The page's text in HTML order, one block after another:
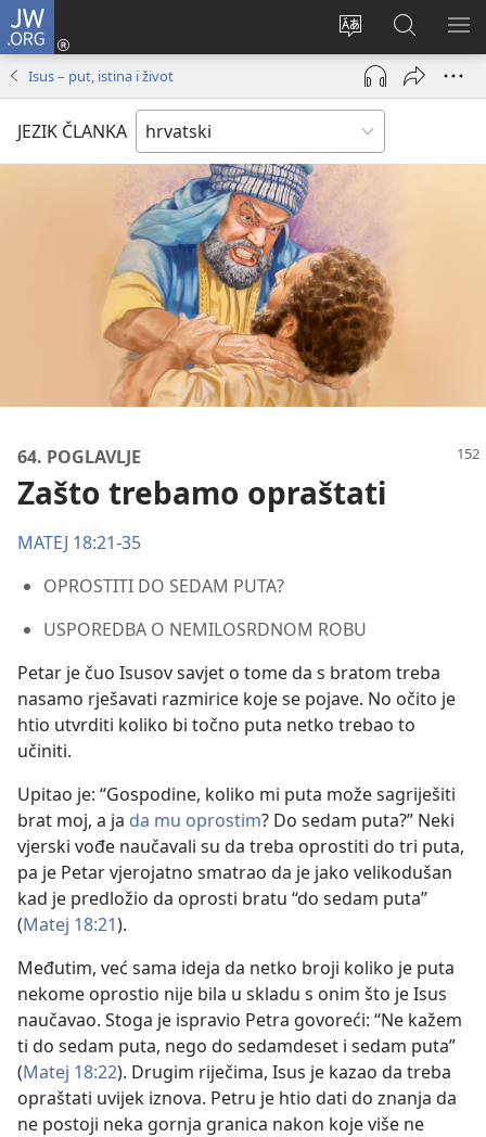
JW.ORG
Promijeni
jezik
Prijava
(otvara
prozor)
JW.ORG
|
Pretraga
Isus – put, istina i život
JEZIK ČLANKA
64. POGLAVLJE
Zašto trebamo opraštati
MATEJ 18:21-35
OPROSTITI DO SEDAM PUTA?
USPOREDBA O NEMILOSRDNOM ROBU
Petar je čuo Isusov savjet o tome da s bratom treba
nasamo rješavati razmirice koje se pojave. No očito je
htio utvrditi koliko bi točno puta netko trebao to
učiniti.
Upitao je: “Gospodine, koliko mi puta može sagriješiti
brat moj, a ja da mu oprostim? Do sedam puta?” Neki
vjerski vođe naučavali su da treba oprostiti do tri puta,
pa je Petar vjerojatno smatrao da je jako velikodušan
kad je predložio da oprosti bratu “do sedam puta”
(Matej 18:21).
Međutim, već sama ideja da netko broji koliko je puta
nekome oprostio nije bila u skladu s onim što je Isus
naučavao. Stoga je ispravio Petra govoreći: “Ne kažem
ti do sedam puta, nego do sedamdeset i sedam puta”
(Matej 18:22). Drugim riječima, Isus je kazao da treba
opraštati uvijek iznova. Petru je htio dati do znanja da
ne postoji neka gornja granica nakon koje više ne